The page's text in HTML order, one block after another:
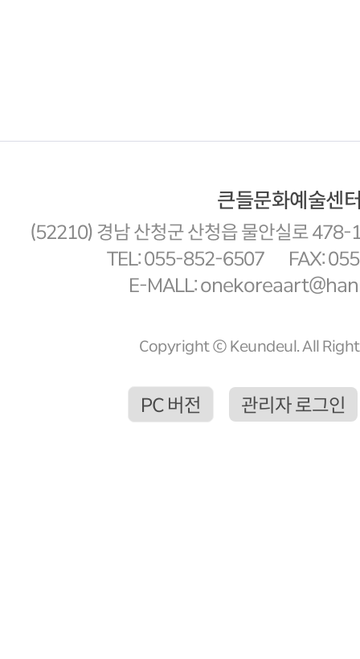
큰들문화예술센
(52210) 경남 산청군 산청읍 물안실로 478-
TEL: 055-852-6507
FAX:
E-MALL:
Copyright ⓒ Keundeul. All
PC 버전 관리자 로그인